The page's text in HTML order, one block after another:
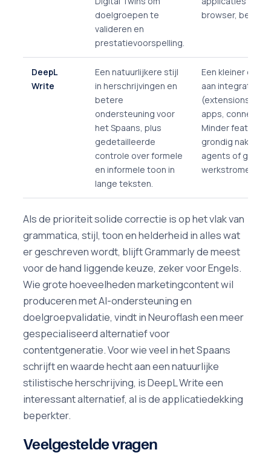
doelgroepen te
valideren en
prestatievoorspelling.
browser,
DeepL
Write
Een natuurlijkere stijl
in herschrijvingen en
betere
ondersteuning voor
het Spaans, plus
gedetailleerde
controle over formele
en informele toon in
lange teksten.
Een kleiner
aan integraties
(extensions,
apps,
Minder features
grondig nakijken,
agents of
werkstromen.
Als de prioriteit solide correctie is op het vlak van
grammatica, stijl, toon en helderheid in alles wat
er geschreven wordt, blijft Grammarly de meest
voor de hand liggende keuze, zeker voor Engels.
Wie grote hoeveelheden marketingcontent wil
produceren met AI-ondersteuning en
doelgroepvalidatie, vindt in Neuroflash een meer
gespecialiseerd alternatief voor
contentgeneratie. Voor wie veel in het Spaans
schrijft en waarde hecht aan een natuurlijke
stilistische herschrijving, is DeepL Write een
interessant alternatief, al is de applicatiedekking
beperkter.
Veelgestelde vragen